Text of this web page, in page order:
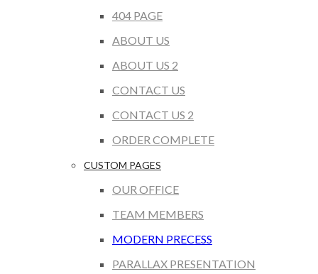
404 PAGE
ABOUT US
ABOUT US 2
CONTACT US
CONTACT US 2
ORDER COMPLETE
CUSTOM PAGES
OUR OFFICE
TEAM MEMBERS
MODERN PRECESS
PARALLAX PRESENTATION